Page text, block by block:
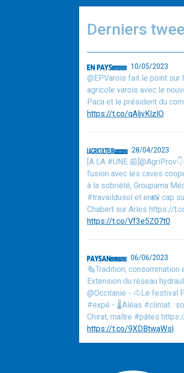
Derniers
10/05/2023
@EPVarois fait le point sur
agricole varois avec le
Paca et le président du
https://t.co/qAljvKlzlO
28/04/2023
[A LA #UNE
fusion avec les caves
à la sobriété, Groupama
#travaildusol et en📸 cap
Chabert sur Arles https://
https://t.co/Vf3e5Z07t0
06/06/2023
🗞️Tradition, consommation
Extension du réseau
@Occitanie - 🐴Le festival
#expé - 🌡️Aléas #climat :
Chirat, maître #pâtes
https://t.co/9XDBtwaWsl